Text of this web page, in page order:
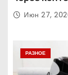
Июн 27,
РАЗНОЕ